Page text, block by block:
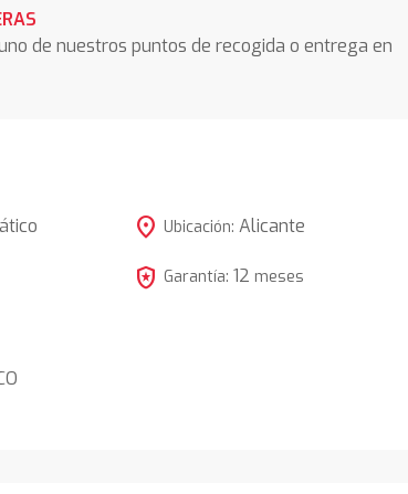
de nuestros puntos de recogida o entrega en
location_on Ubicación: Alicante
local_police Garantía: 12 meses